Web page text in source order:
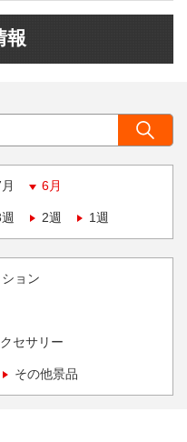
報
6月
2週 1週
ョン
セサリー
その他景品